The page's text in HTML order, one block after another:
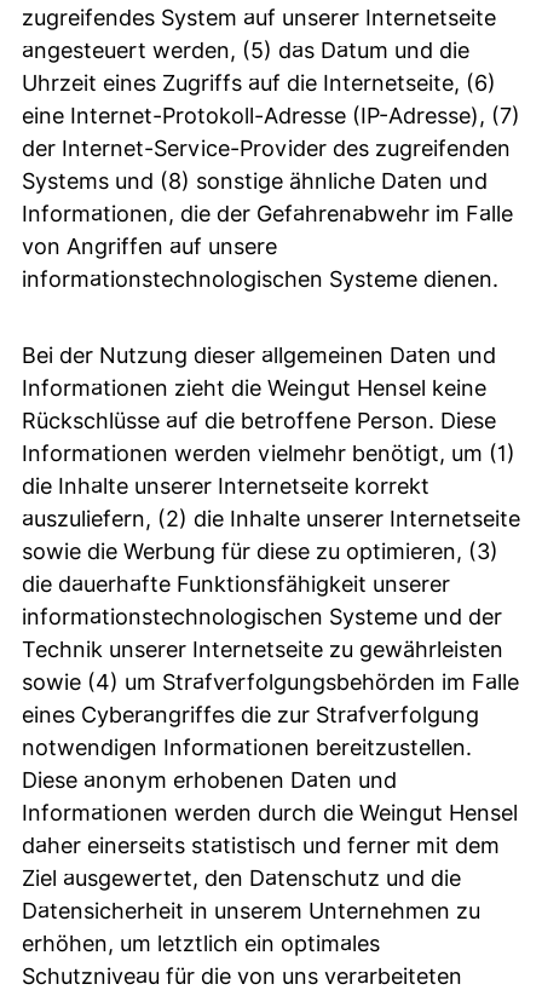
zugreifendes System auf unserer Internetseite
angesteuert werden, (5) das Datum und die
Uhrzeit eines Zugriffs auf die Internetseite, (6)
eine Internet-Protokoll-Adresse (IP-Adresse), (7)
der Internet-Service-Provider des zugreifenden
Systems und (8) sonstige ähnliche Daten und
Informationen, die der Gefahrenabwehr im Falle
von Angriffen auf unsere
informationstechnologischen Systeme dienen.
Bei der Nutzung dieser allgemeinen Daten und
Informationen zieht die Weingut Hensel keine
Rückschlüsse auf die betroffene Person. Diese
Informationen werden vielmehr benötigt, um (1)
die Inhalte unserer Internetseite korrekt
auszuliefern, (2) die Inhalte unserer Internetseite
sowie die Werbung für diese zu optimieren, (3)
die dauerhafte Funktionsfähigkeit unserer
informationstechnologischen Systeme und der
Technik unserer Internetseite zu gewährleisten
sowie (4) um Strafverfolgungsbehörden im Falle
eines Cyberangriffes die zur Strafverfolgung
notwendigen Informationen bereitzustellen.
Diese anonym erhobenen Daten und
Informationen werden durch die Weingut Hensel
daher einerseits statistisch und ferner mit dem
Ziel ausgewertet, den Datenschutz und die
Datensicherheit in unserem Unternehmen zu
erhöhen, um letztlich ein optimales
Schutzniveau für die von uns verarbeiteten